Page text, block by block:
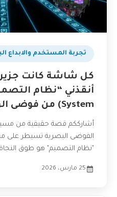
تجربة المستخدم والابداع
كل شاشة كانت
System) من فوضى الواجهات؟
أشارككم قصة حقيقية من
الفوضى البصرية تسيطر على
"نظام التصميم" هو طوق
25 مارس، 2026